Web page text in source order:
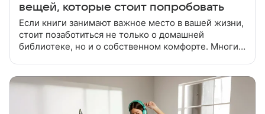
вещей, которые стоит попробовать
Если книги занимают важное место в вашей жизни,
стоит позаботиться не только о домашней
библиотеке, но и о собственном комфорте. Многие